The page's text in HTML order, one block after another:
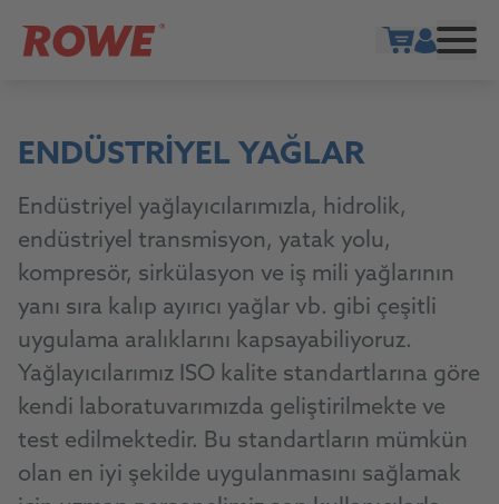
ENDÜSTRIYEL YAĞLAR
Endüstriyel yağlayıcılarımızla, hidrolik,
endüstriyel transmisyon, yatak yolu,
kompresör, sirkülasyon ve iş mili yağlarının
yanı sıra kalıp ayırıcı yağlar vb. gibi çeşitli
uygulama aralıklarını kapsayabiliyoruz.
Yağlayıcılarımız ISO kalite standartlarına göre
kendi laboratuvarımızda geliştirilmekte ve
test edilmektedir. Bu standartların mümkün
olan en iyi şekilde uygulanmasını sağlamak